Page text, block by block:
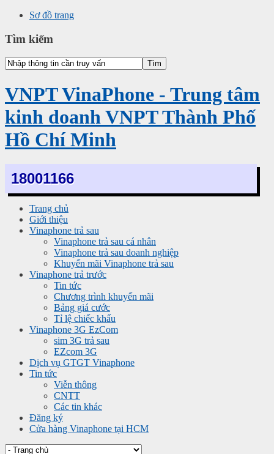
Sơ đồ trang
Tìm kiếm
VNPT VinaPhone - Trung tâm
kinh doanh VNPT Thành Phố
Hồ Chí Minh
18001166
Trang chủ
Giới thiệu
Vinaphone trả sau
Vinaphone trả sau cá nhân
Vinaphone trả sau doanh nghiệp
Khuyến mãi Vinaphone trả sau
Vinaphone trả trước
Tin tức
Chương trình khuyến mãi
Bảng giá cước
Tỉ lệ chiếc khấu
Vinaphone 3G EzCom
sim 3G trả sau
EZcom 3G
Dịch vụ GTGT Vinaphone
Tin tức
Viễn thông
CNTT
Các tin khác
Đăng ký
Cửa hàng Vinaphone tại HCM